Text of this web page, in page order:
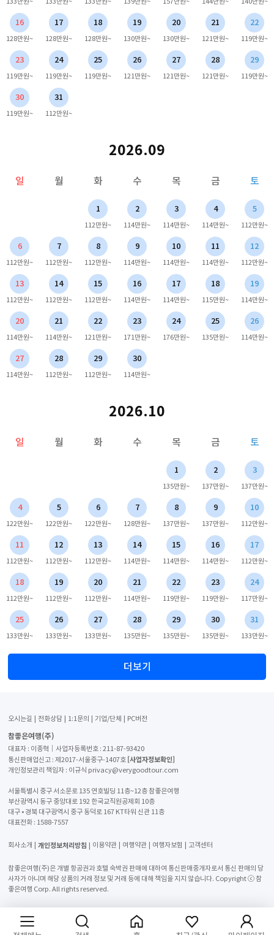
16
128만원~
17
128만원~
18
128만원~
19
130만원~
20
130만원~
21
121만원~
22
119만원~
23
119만원~
24
119만원~
25
119만원~
26
121만원~
27
121만원~
28
121만원~
29
119만원~
30
119만원~
31
112만원~
2026.09
일 월 화 수 목 금 토
1
112만원~
2
114만원~
3
114만원~
4
114만원~
5
112만원~
6
112만원~
7
112만원~
8
112만원~
9
114만원~
10
114만원~
11
114만원~
12
112만원~
13
112만원~
14
112만원~
15
112만원~
16
114만원~
17
114만원~
18
115만원~
19
114만원~
20
114만원~
21
114만원~
22
121만원~
23
171만원~
24
176만원~
25
135만원~
26
114만원~
27
114만원~
28
112만원~
29
112만원~
30
114만원~
2026.10
일 월 화 수 목 금 토
1
135만원~
2
137만원~
3
137만원~
4
122만원~
5
122만원~
6
122만원~
7
128만원~
8
137만원~
9
137만원~
10
112만원~
11
112만원~
12
112만원~
13
112만원~
14
114만원~
15
114만원~
16
114만원~
17
112만원~
18
112만원~
19
112만원~
20
112만원~
21
114만원~
22
119만원~
23
119만원~
24
117만원~
25
133만원~
26
133만원~
27
133만원~
28
135만원~
29
135만원~
30
135만원~
31
133만원~
더보기
오시는길 전화상담 1:1문의 기업/단체 PC버전
참좋은여행(주)
대표자 : 이종혁│사업자등록번호 : 211-87-93420
통신판매업신고 : 제2017-서울중구-1407호 [사업자정보확인]
개인정보관리 책임자 : 이규식 privacy@verygoodtour.com
서울특별시 중구 서소문로 135 연호빌딩 11층~12층 참좋은여행
부산광역시 동구 중앙대로 192 한국교직원공제회 10층
대구 • 경북 대구광역시 중구 동덕로 167 KT타워 신관 11층
대표전화 : 1588-7557
회사소개 개인정보처리방침 이용약관 여행약관 여행자보험 고객센터
참좋은여행(주)은 개별 항공권과 호텔 숙박권 판매에 대하여 통신판매중개자로서 통신 판매의 당
사자가 아니며 해당 상품의 거래 정보 및 거래 등에 대해 책임을 지지 않습니다. Copyright ⓒ 참
좋은여행 Corp. All rights reserved.